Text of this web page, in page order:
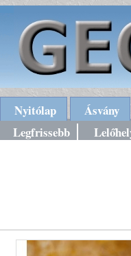
Nyitólap Ásvány
Legfrissebb